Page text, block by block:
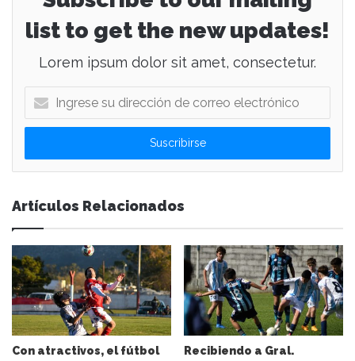
list to get the new updates!
Lorem ipsum dolor sit amet, consectetur.
g
e
s
u
d
i
r
e
c
c
i
Artículos Relacionados
Con atractivos, el fútbol
Recibiendo a Gral.